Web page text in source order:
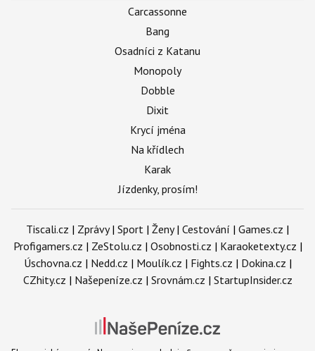
Carcassonne
Bang
Osadníci z Katanu
Monopoly
Dobble
Dixit
Krycí jména
Na křídlech
Karak
Jízdenky, prosím!
Tiscali.cz | Zprávy| Sport | Ženy| Cestování | Games.cz |
Profigamers.cz | ZeStolu.cz | Osobnosti.cz | Karaoketexty.cz |
Úschovna.cz | Nedd.cz | Moulík.cz | Fights.cz | Dokina.cz |
CZhity.cz | Našepeníze.cz | Srovnám.cz | StartupInsider.cz